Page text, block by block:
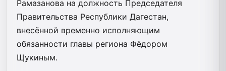
Рамазанова на должность Председателя
Правительства Республики Дагестан,
внесённой временно исполняющим
обязанности главы региона Фёдором
Щукиным.